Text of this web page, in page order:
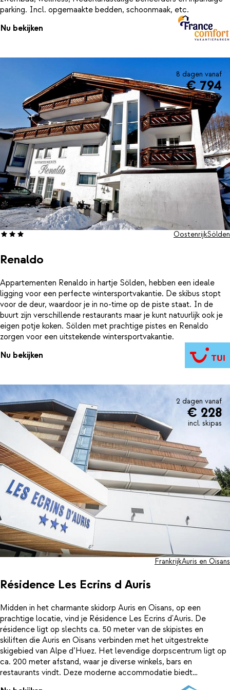
parking. Incl. opgemaakte bedden, schoonmaak, etc.
Nu bekijken
8 dagen vanaf
€ 794
incl. skipas
Renaldo
OostenrijkSölden
Appartementen Renaldo in hartje Sölden, hebben een ideale
ligging voor een perfecte wintersportvakantie. De skibus stopt
voor de deur, waardoor je in no-time op de piste staat. In de
buurt zijn verschillende restaurants maar je kunt natuurlijk ook je
eigen potje koken. Sölden met prachtige pistes en Renaldo
zorgen voor een uitstekende wintersportvakantie.
Nu bekijken
2 dagen vanaf
€ 228
incl. skipas
Résidence Les Ecrins d Auris
FrankrijkAuris en Oisans
Midden in het charmante skidorp Auris en Oisans, op een
prachtige locatie, vind je Résidence Les Ecrins d'Auris. De
résidence ligt op slechts ca. 50 meter van de skipistes en
skiliften die Auris en Oisans verbinden met het uitgestrekte
skigebied van Alpe d’Huez. Het levendige dorpscentrum ligt op
ca. 200 meter afstand, waar je diverse winkels, bars en
restaurants vindt. Deze moderne accommodatie biedt